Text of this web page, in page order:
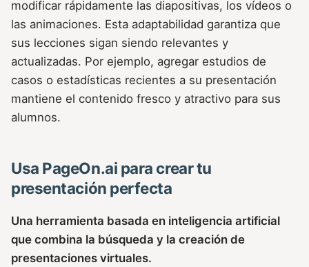
modificar rápidamente las diapositivas, los vídeos o
las animaciones. Esta adaptabilidad garantiza que
sus lecciones sigan siendo relevantes y
actualizadas. Por ejemplo, agregar estudios de
casos o estadísticas recientes a su presentación
mantiene el contenido fresco y atractivo para sus
alumnos.
Usa PageOn.ai para crear tu
presentación perfecta
Una herramienta basada en inteligencia artificial
que combina la búsqueda y la creación de
presentaciones virtuales.